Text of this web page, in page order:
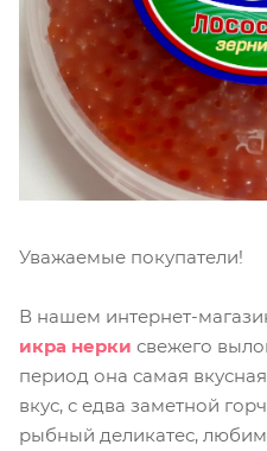
Уважаемые покупатели!
В нашем интернет-
икра нерки свежего
период она самая
вкус, с едва заметной
рыбный деликатес,